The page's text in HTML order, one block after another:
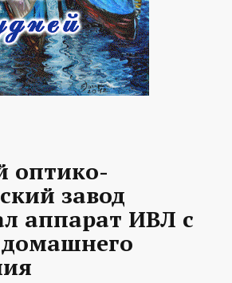
оптико-
завод
аппарат ИВЛ с